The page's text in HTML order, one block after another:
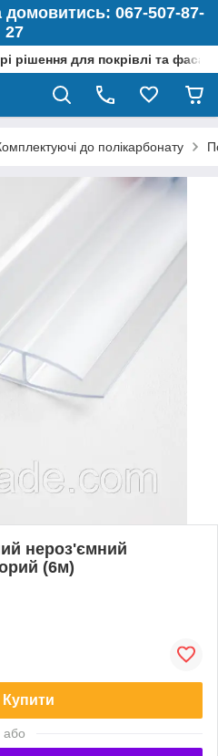
067-507-87-
27
рішення для покрівлі та
до полікарбонату
нероз'ємний
(6м)
Купити
або